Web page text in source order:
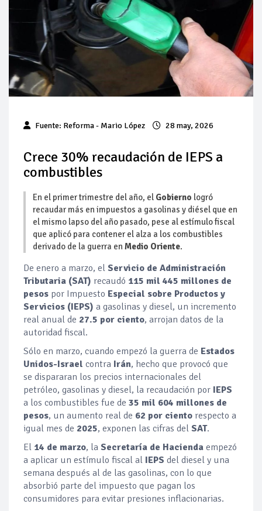
Pierde Pemex 71 millones de pesos al día por
"procesadoras" ilegales
Pacto dispara 83% ventas diésel Pemex
Incertidumbre regulatoria pone a prueba las inversiones de
las Estaciones de Servicio familiares
espera estabilización del mercado
Baja 5% más el precio internacional del crudo por posible
acuerdo de paz
Petróleo continúa su descenso en el mercado internacional
Fuente: Reforma- Mario López 28 may, 2026
Crece 30% recaudación de IEPS a
combustibles
En el primer trimestre del año, el Gobierno logró
recaudar más en impuestos a gasolinas y diésel que en
el mismo lapso del año pasado, pese al estímulo fiscal
que aplicó para contener el alza a los combustibles
derivado de la guerra en Medio Oriente.
De enero a marzo, el Servicio de Administración
Tributaria (SAT) recaudó 115 mil 445 millones de
pesos por Impuesto Especial sobre Productos y
Servicios (IEPS) a gasolinas y diesel, un incremento
real anual de 27.5 por ciento, arrojan datos de la
autoridad fiscal.
Sólo en marzo, cuando empezó la guerra de Estados
Unidos-Israel contra Irán, hecho que provocó que
se dispararan los precios internacionales del
petróleo, gasolinas y diesel, la recaudación por IEPS
a los combustibles fue de 35 mil 604 millones de
pesos, un aumento real de 62 por ciento respecto a
igual mes de 2025, exponen las cifras del SAT.
El 14 de marzo, la Secretaría de Hacienda empezó
a aplicar un estímulo fiscal al IEPS del diesel y una
semana después al de las gasolinas, con lo que
absorbió parte del impuesto que pagan los
consumidores para evitar presiones inflacionarias.